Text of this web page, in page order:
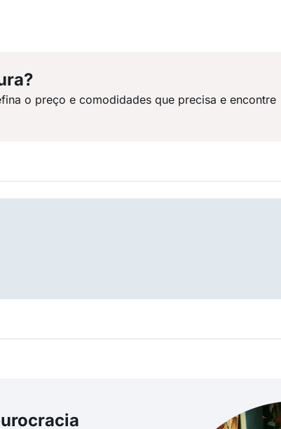
o preço e comodidades que precisa e encontre